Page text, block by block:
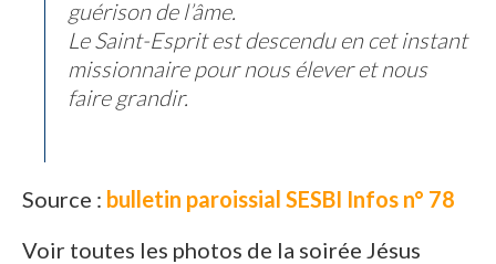
guérison de l’âme.
Le Saint-Esprit est descendu en cet instant
missionnaire pour nous élever et nous
faire grandir.
Source : bulletin paroissial SESBI Infos n° 78
Voir toutes les photos de la soirée Jésus